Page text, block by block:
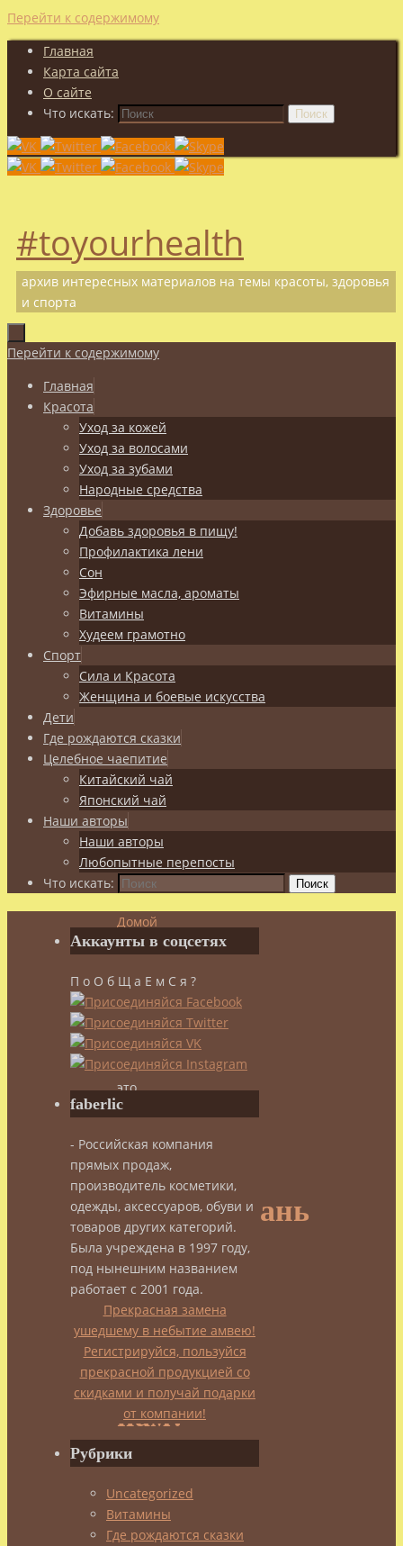
Перейти к содержимому
Главная
Карта сайта
О сайте
Что искать:
Поиск
#toyourhealth
архив интересных материалов на темы красоты, здоровья
и спорта
Перейти к содержимому
Главная
Красота
Уход за кожей
Уход за волосами
Уход за зубами
Народные средства
Здоровье
Добавь здоровья в пищу!
Профилактика лени
Сон
Эфирные масла, ароматы
Витамины
Худеем грамотно
Спорт
Сила и Красота
Женщина и боевые искусства
Дети
Где рождаются сказки
Целебное чаепитие
Китайский чай
Японский чай
Наши авторы
Наши авторы
Любопытные перепосты
Что искать:
Поиск
Домой
Спорт
и
Красота
Тайцзицюань
–
зачем
это
нам?
2
Тайцзицюань
–
зачем
это
нам?
Часть
2
Аккаунты в соцсетях
П о О б Щ а Е м С я ?
faberlic
- Российская компания
прямых продаж,
производитель косметики,
одежды, аксессуаров, обуви и
товаров других категорий.
Была учреждена в 1997 году,
под нынешним названием
работает с 2001 года.
Прекрасная замена
ушедшему в небытие амвею!
Регистрируйся, пользуйся
прекрасной продукцией со
скидками и получай подарки
от компании!
Рубрики
Uncategorized
Витамины
Где рождаются сказки